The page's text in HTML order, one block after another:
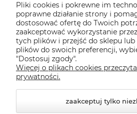
Informacje
O nas
Nasze sklepy Allegro
Pliki cookies i pokrewne im
poprawne działanie strony i
dostosować ofertę do Twoich
zaakceptować wykorzystanie
tych plików i przejść do sklepu
plików do swoich preferencji,
"Dostosuj zgody".
Więcej o plikach cookies
prywatności.
zaakceptuj tylko